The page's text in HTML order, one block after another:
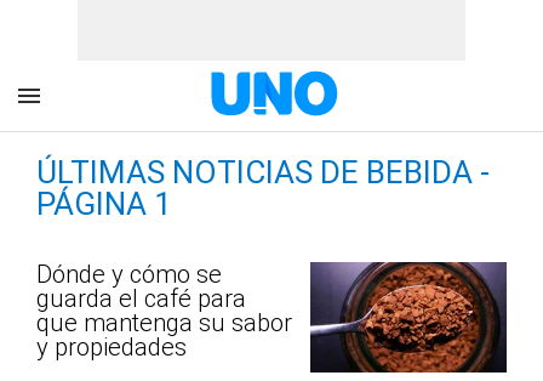
ÚLTIMAS NOTICIAS DE BEBIDA -
PÁGINA 1
Dónde y cómo se
guarda el café para
que mantenga su sabor
y propiedades